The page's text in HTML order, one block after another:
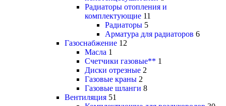
Радиаторы отопления и
комплектующие 11
Радиаторы 5
Арматура для радиаторов 6
Газоснабжение 12
Масла 1
Счетчики газовые** 1
Диски отрезные 2
Газовые краны 2
Газовые шланги 8
Вентиляция 51